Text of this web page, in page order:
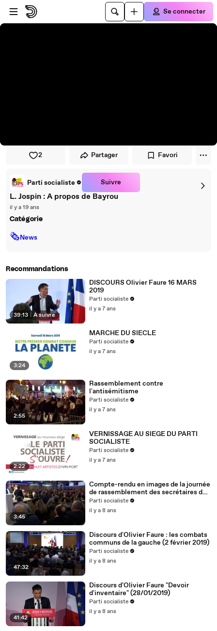
Passer au player
Passer au contenu principal
Se connecter
2 Partager Favori
Parti socialiste Suivre
L. Jospin : A propos de Bayrou
il y a 19 ans
Catégorie
🗞News
Recommandations
39:13 À suivre
DISCOURS Olivier Faure 16 MARS
2019
Parti socialiste
il y a 7 ans
3:24
MARCHE DU SIECLE
Parti socialiste
il y a 7 ans
2:55
Rassemblement contre
l'antisémitisme
Parti socialiste
il y a 7 ans
2:22
VERNISSAGE AU SIEGE DU PARTI
SOCIALISTE
Parti socialiste
il y a 7 ans
3:45
Compte-rendu en images de la journée
de rassemblement des secrétaires de
section (2.2.19)
Parti socialiste
il y a 8 ans
47:32
Discours d'Olivier Faure : les combats
communs de la gauche (2 février 2019)
Parti socialiste
il y a 8 ans
41:42
Discours d'Olivier Faure "Devoir
d'inventaire" (28/01/2019)
Parti socialiste
il y a 8 ans